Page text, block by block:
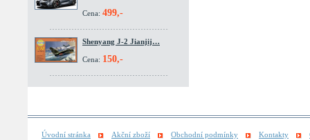
Cena: 499,-
Shenyang J-2 Jianjij…
Cena: 150,-
Úvodní stránka Akční zboží Obchodní podmínky Kontakty